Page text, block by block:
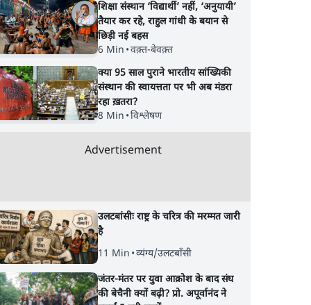
शिक्षा संस्थान ‘विद्यार्थी’ नहीं, ‘अनुयायी’
तैयार कर रहे, राहुल गांधी के बयान से
छिड़ी नई बहस
6 Min •वक़्त-बेवक़्त
क्या 95 साल पुराने भारतीय सांख्यिकी
संस्थान की स्वायत्तता पर भी अब मंडरा
रहा ख़तरा?
8 Min •विश्लेषण
Advertisement
उलटबांसीः राष्ट्र के चरित्र की मरम्मत जारी
है
11 Min •व्यंग्य/उलटबाँसी
जंतर-मंतर पर युवा आक्रोश के बाद संघ
की बेचैनी क्यों बढ़ी? प्रो. अपूर्वानंद ने